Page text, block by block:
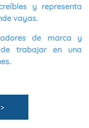
y representa
vayas.
de marcay
trabajar en una